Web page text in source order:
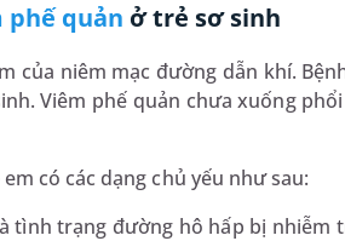
phế quản ở trẻ sơ sinh
của niêm mạc đường dẫn khí.
Viêm phế quản chưa xuống
có các dạng chủ yếu như sau:
tình trạng đường hô hấp bị nhiễm